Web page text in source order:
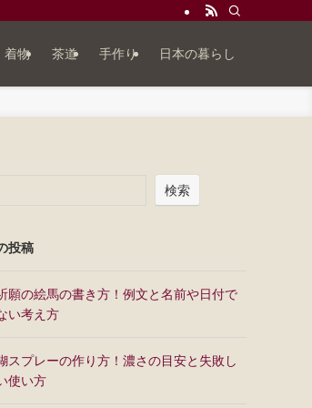
着物 茶道 手作り 日本の暮らし
検索
投稿
願の絵馬の書き方！例文と名前や日付で
い考え方
スプレーの作り方！濃さの目安と失敗し
使い方